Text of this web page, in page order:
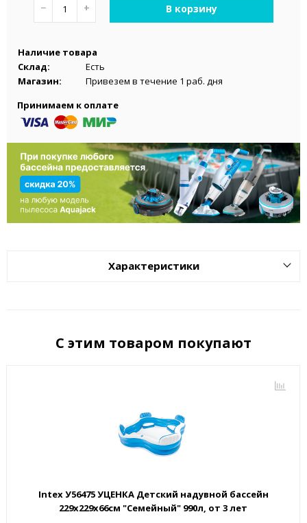
− + В корзину
Наличие товара
Склад:
Есть
Магазин:
Привезем в течение 1 раб. дня
Принимаем к оплате
Характеристики
С этим товаром покупают
Intex У56475 УЦЕНКА Детский надувной бассейн
229х229х66см "Семейный" 990л, от 3 лет